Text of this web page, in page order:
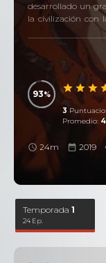
desarrollado un
la civilización con
Senkuu se
pronto descubren
93
3
Promedio:
24m 2019
Temporada1
24 Ep.